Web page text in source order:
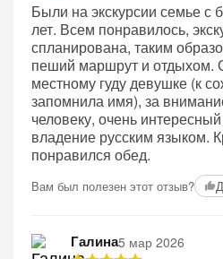
Были на экскурсии семье с
лет. Всем понравилось,
спланирована, таким
пеший маршрут и отдыхом.
местному гуду девушке (к
запомнила имя), за
человеку, очень
владение русским языком.
понравился обед.
Вам был полезен этот отзыв?
Галина5 мар 2026